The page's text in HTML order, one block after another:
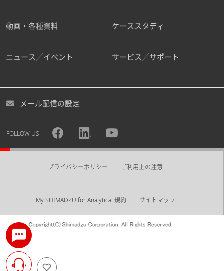
動画・各種資料 ケーススタディ
ニュース／イベント サービス／サポート
メール配信の設定
FOLLOW US
プライバシーポリシー ご利用上の注意
My SHIMADZU for Analytical 規約 サイトマップ